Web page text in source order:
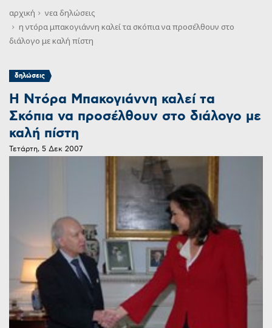
αρχική νεα δηλώσεις
η ντόρα μπακογιάννη καλεί τα σκόπια να προσέλθουν στο
διάλογο με καλή πίστη
δηλώσεις
Η Ντόρα Μπακογιάννη καλεί τα
Σκόπια να προσέλθουν στο διάλογο με
καλή πίστη
Τετάρτη, 5 Δεκ 2007